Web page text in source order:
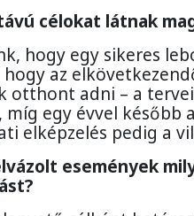
célokat látnak
hogy egy sikeres
az
otthont adni – a
egy évvel később
elképzelés pedig a
események